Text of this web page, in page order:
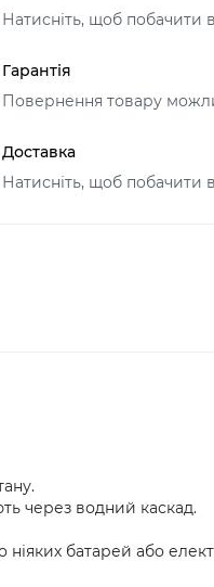
Натисніть, щоб побачити
Гарантія
Повернення товару
Доставка
Натисніть, щоб побачити
через водний каскад.
ніяких батарей або